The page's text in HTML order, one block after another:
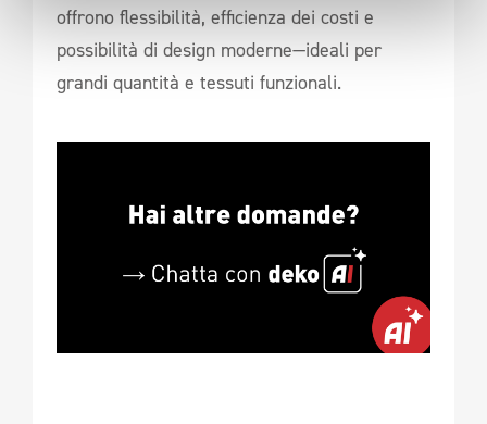
offrono flessibilità, efficienza dei costi e
possibilità di design moderne—ideali per
grandi quantità e tessuti funzionali.